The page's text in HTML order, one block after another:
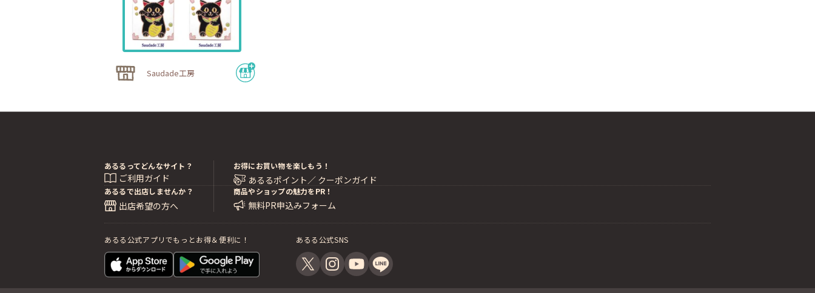
Saudade工房
あるるってどんなサイト？
ご利用ガイド
お得にお買い物を楽しもう！
あるるポイント／ クーポンガイド
あるるで出店しませんか？
出店希望の方へ
商品やショップの魅力をPR！
無料PR申込みフォーム
あるる公式アプリでもっとお得＆便利に！ あるる公式SNS